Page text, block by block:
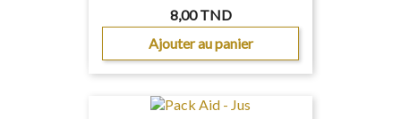
8,00 TND
Ajouter au panier